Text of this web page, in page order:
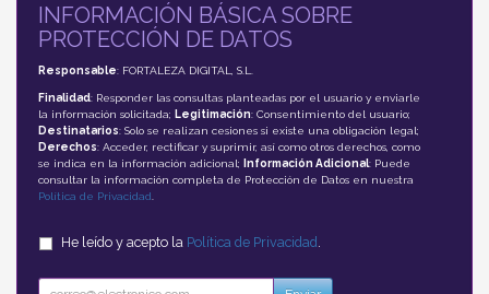
INFORMACIÓN BÁSICA SOBRE
PROTECCIÓN DE DATOS
Responsable: FORTALEZA DIGITAL, S.L.
Finalidad: Responder las consultas planteadas por el usuario y enviarle
la información solicitada; Legitimación: Consentimiento del usuario;
Destinatarios: Solo se realizan cesiones si existe una obligación legal;
Derechos: Acceder, rectificar y suprimir, así como otros derechos, como
se indica en la información adicional;
Información Adicional: Puede
consultar la información completa de Protección de Datos en nuestra
Política de Privacidad
He leído y acepto la Política de Privacidad